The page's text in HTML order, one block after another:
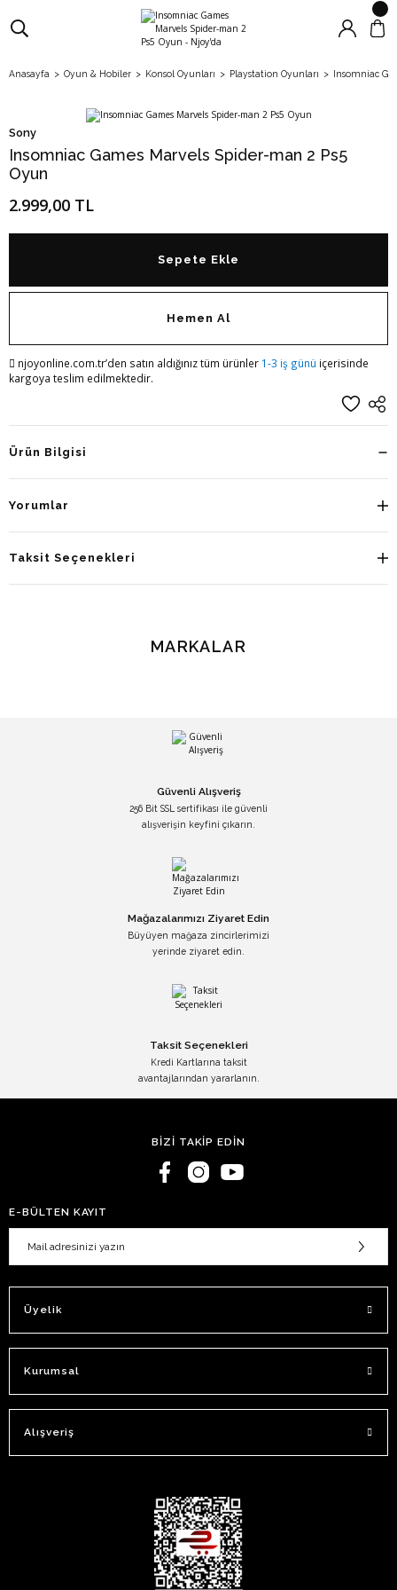
Anasayfa Oyun & Hobiler Konsol Oyunları Playstation Oyunları Insomniac
Sony
Insomniac Games Marvels Spider-man 2 Ps5
Oyun
2.999,00 TL
Sepete Ekle
Hemen Al
njoyonline.com.tr’den satın aldığınız tüm ürünler 1-3 iş günü içerisinde
kargoya teslim edilmektedir.
Ürün Bilgisi
Yorumlar
Taksit Seçenekleri
MARKALAR
Güvenli Alışveriş
256 Bit SSL sertifikası ile güvenli
alışverişin keyfini çıkarın.
Mağazalarımızı Ziyaret Edin
Büyüyen mağaza zincirlerimizi
yerinde ziyaret edin.
Taksit Seçenekleri
Kredi Kartlarına taksit
avantajlarından yararlanın.
BİZİ TAKİP EDİN
E-BÜLTEN KAYIT
Üyelik
Kurumsal
Alışveriş